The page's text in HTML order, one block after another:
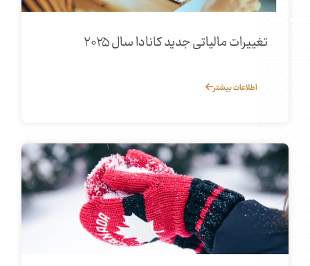
تغییرات مالیاتی جدید کانادا سال ۲۰۲۵
اطلاعات بیشتر